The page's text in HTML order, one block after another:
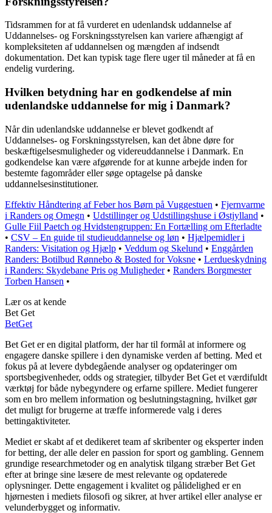
Tidsrammen for at få vurderet en udenlandsk uddannelse af
Uddannelses- og Forskningsstyrelsen kan variere afhængigt af
kompleksiteten af uddannelsen og mængden af indsendt
dokumentation. Det kan typisk tage flere uger til måneder at få en
endelig vurdering.
Hvilken betydning har en godkendelse af min
udenlandske uddannelse for mig i Danmark?
Når din udenlandske uddannelse er blevet godkendt af
Uddannelses- og Forskningsstyrelsen, kan det åbne døre for
beskæftigelsesmuligheder og videreuddannelse i Danmark. En
godkendelse kan være afgørende for at kunne arbejde inden for
bestemte fagområder eller søge optagelse på danske
uddannelsesinstitutioner.
Effektiv Håndtering af Feber hos Børn på Vuggestuen • Fjernvarme
i Randers og Omegn • Udstillinger og Udstillingshuse i Østjylland •
Gulle Fiil Paetch og Hvidstengruppen: En Fortælling om Efterladte
• CSV – En guide til studieuddannelse og løn • Hjælpemidler i
Randers: Visitation og Hjælp • Veddum og Skelund • Enggården
Randers: Botilbud Rønnebo & Bosted for Voksne • Lerdueskydning
i Randers: Skydebane Pris og Muligheder• Randers Borgmester
Torben Hansen •
Lær os at kende
Bet Get
BetGet
Bet Get er en digital platform, der har til formål at informere og
engagere danske spillere i den dynamiske verden af betting. Med et
fokus på at levere dybdegående analyser og opdateringer om
sportsbegivenheder, odds og strategier, tilbyder Bet Get et værdifuldt
værktøj for både nybegyndere og erfarne spillere. Mediet fungerer
som en bro mellem information og beslutningstagning, hvilket gør
det muligt for brugerne at træffe informerede valg i deres
bettingaktiviteter.
Mediet er skabt af et dedikeret team af skribenter og eksperter inden
for betting, der alle deler en passion for sport og gambling. Gennem
grundige researchmetoder og en analytisk tilgang stræber Bet Get
efter at bringe sine læsere de mest relevante og opdaterede
oplysninger. Dette engagement i kvalitet og pålidelighed er en
hjørnesten i mediets filosofi og sikrer, at hver artikel eller analyse er
velunderbygget og informativ.